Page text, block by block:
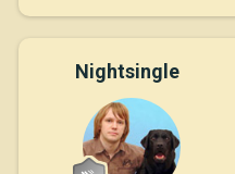
Nightsingle